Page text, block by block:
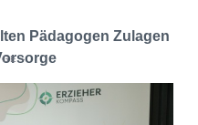
Pädagogen Zulagen